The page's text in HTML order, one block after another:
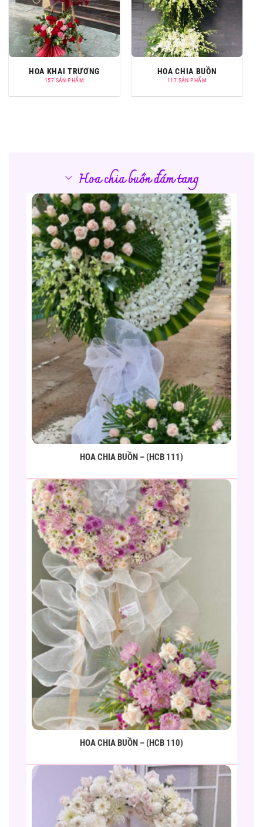
HOA KHAI TRƯƠNG
157 SẢN PHẨM
HOA CHIA BUỒN
117 SẢN PHẨM
Hoa chia buồn đám tang
HOA CHIA BUỒN – (HCB 111)
HOA CHIA BUỒN – (HCB 110)